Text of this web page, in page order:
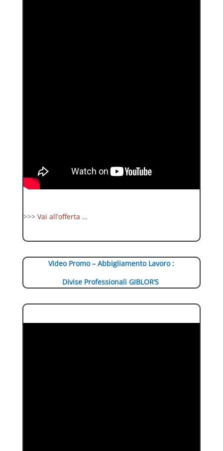
>>> Vai all’offerta …
Video Promo – Abbigliamento Lavoro :
Divise Professionali GIBLOR’S